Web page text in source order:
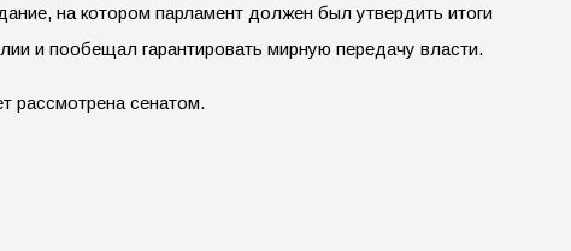
на котором парламент должен был утвердить итоги
и пообещал гарантировать мирную передачу власти.
рассмотрена сенатом.